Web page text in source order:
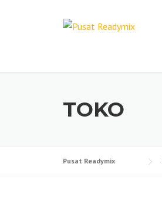
TOKO
Pusat Readymix